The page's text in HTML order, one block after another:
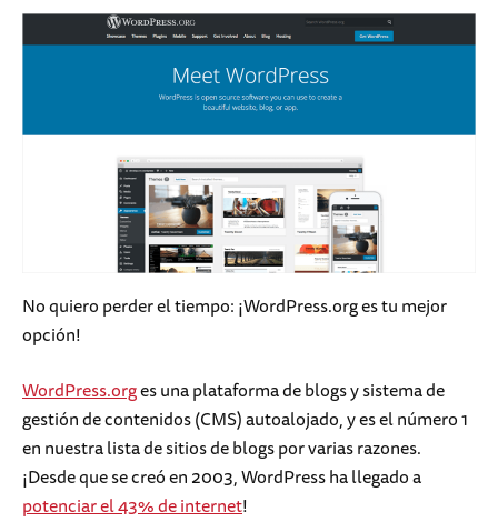
No quiero perder el tiempo: ¡WordPress.org es tu mejor
opción!
WordPress.orges una plataforma de blogs y sistema de
gestión de contenidos (CMS) autoalojado, y es el número 1
en nuestra lista de sitios de blogs por varias razones.
¡Desde que se creó en 2003, WordPress ha llegado a
potenciar el 43% de internet!